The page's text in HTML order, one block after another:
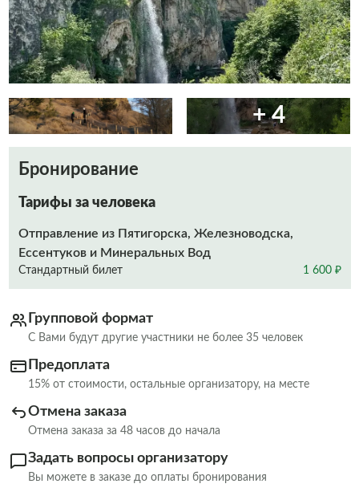
+ 4
Бронирование
Тарифы за человека
Отправление из Пятигорска, Железноводска,
Ессентуков и Минеральных Вод
Стандартный билет 1 600 ₽
Групповой формат
С Вами будут другие участники не более 35 человек
Предоплата
15% от стоимости, остальные организатору, на месте
Отмена заказа
Отмена заказа за 48 часов до начала
Задать вопросы организатору
Вы можете в заказе до оплаты бронирования